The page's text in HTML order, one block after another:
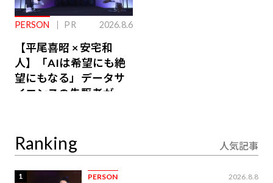
PERSON PR 2026.8.6
【平尾喜昭 × 安宅和
人】「AIは希望にも絶
望にもなる」データサ
イエンスの先駆者が語
Ranking 人気記事
1 PERSON 2026.8.8